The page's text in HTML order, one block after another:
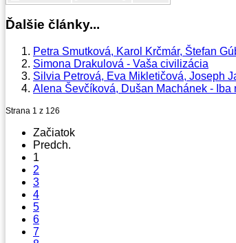
Ďalšie články...
Petra Smutková, Karol Krčmár, Štefan
Simona Drakulová - Vaša civilizácia
Silvia Petrová, Eva Mikletičová, Joseph
Alena Ševčíková, Dušan Machánek - Iba
Strana 1 z 126
Začiatok
Predch.
1
2
3
4
5
6
7